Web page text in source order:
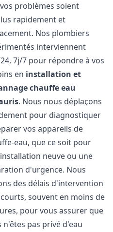
problèmes soient
rapidement et
Nos plombiers
interviennent
7j/7 pour répondre à vos
en installation et
chauffe eau
. Nous nous déplaçons
pour diagnostiquer
vos appareils de
eau, que ce soit pour
neuve ou une
d'urgence. Nous
des délais d'intervention
souvent en moins de
pour vous assurer que
n'êtes pas privé d'eau